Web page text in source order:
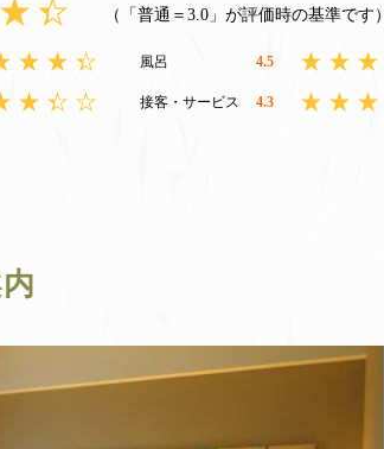
（「普通＝3.0」が評価時の基準です）
風呂 4.5
接客・サービス 4.3